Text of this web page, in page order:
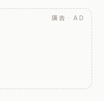
廣告 · AD